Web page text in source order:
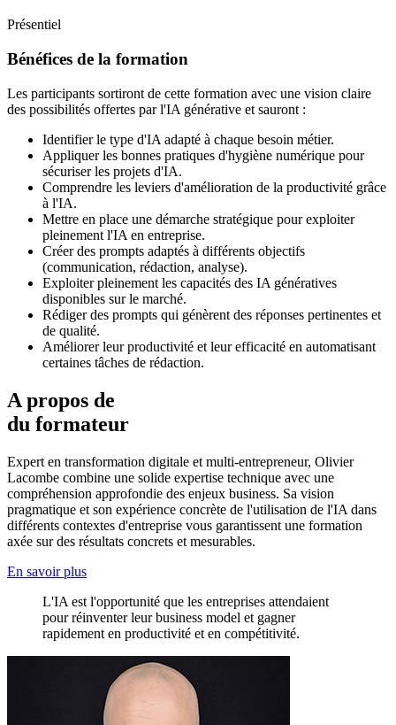
Présentiel
Bénéfices de la formation
Les participants sortiront de cette formation avec une vision claire
des possibilités offertes par l'IA générative et sauront :
Identifier le type d'IA adapté à chaque besoin métier.
Appliquer les bonnes pratiques d'hygiène numérique pour
sécuriser les projets d'IA.
Comprendre les leviers d'amélioration de la productivité grâce
à l'IA.
Mettre en place une démarche stratégique pour exploiter
pleinement l'IA en entreprise.
Créer des prompts adaptés à différents objectifs
(communication, rédaction, analyse).
Exploiter pleinement les capacités des IA génératives
disponibles sur le marché.
Rédiger des prompts qui génèrent des réponses pertinentes et
de qualité.
Améliorer leur productivité et leur efficacité en automatisant
certaines tâches de rédaction.
A propos de
du formateur
Expert en transformation digitale et multi-entrepreneur, Olivier
Lacombe combine une solide expertise technique avec une
compréhension approfondie des enjeux business. Sa vision
pragmatique et son expérience concrète de l'utilisation de l'IA dans
différents contextes d'entreprise vous garantissent une formation
axée sur des résultats concrets et mesurables.
En savoir plus
L'IA est l'opportunité que les entreprises attendaient
pour réinventer leur business model et gagner
rapidement en productivité et en compétitivité.